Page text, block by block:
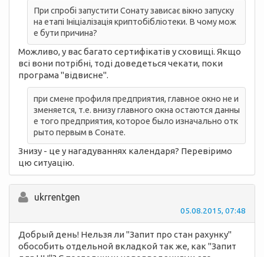
При спробі запустити Сонату зависає вікно запуску
на етапі Ініціалізація криптобібліотеки. В чому мож
е бути причина?
Можливо, у вас багато сертифікатів у сховищі. Якщо
всі вони потрібні, тоді доведеться чекати, поки
програма "відвисне".
при смене профиля предприятия, главное окно не и
зменяется, т.е. внизу главного окна остаются данны
е того предприятия, которое было изначально отк
рыто первым в Сонате.
Знизу - це у нагадуваннях календаря? Перевіримо
цю ситуацію.
ukrrentgen
05.08.2015, 07:48
Добрый день! Нельзя ли "Запит про стан рахунку"
обособить отдельной вкладкой так же, как "Запит